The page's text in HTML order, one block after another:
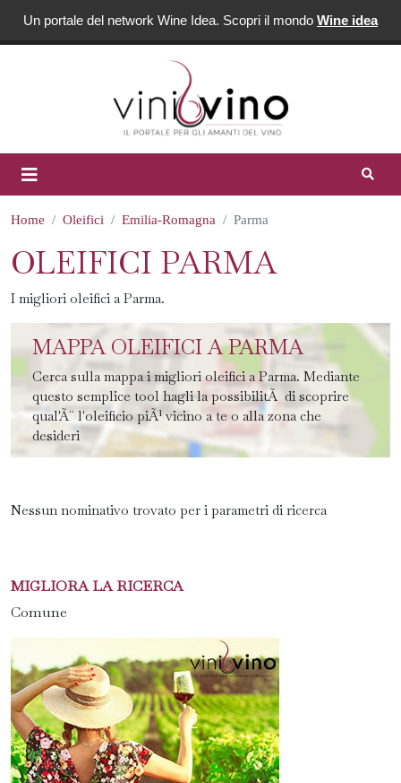
Un portale del network Wine Idea. Scopri il mondo Wine idea
Home Oleifici Emilia-Romagna Parma
OLEIFICI PARMA
I migliori oleifici a Parma.
MAPPA OLEIFICI A PARMA
Cerca sulla mappa i migliori oleifici a Parma. Mediante
questo semplice tool hagli la possibilitÃ di scoprire
qual'Ã¨ l'oleificio piÃ¹ vicino a te o alla zona che
desideri
Nessun nominativo trovato per i parametri di ricerca
MIGLIORA LA RICERCA
Comune